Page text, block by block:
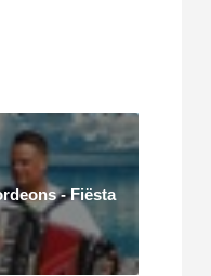
- Fiësta